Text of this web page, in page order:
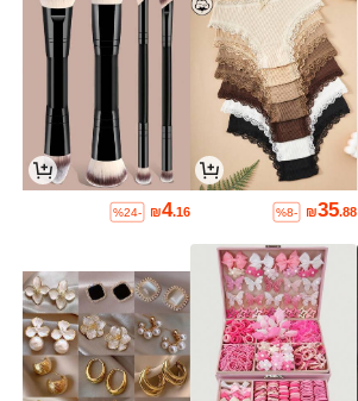
₪35.88
%8-
₪4.16
%24-